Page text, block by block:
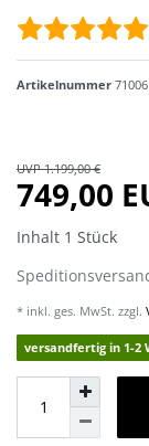
Artikelnummer 71006
UVP 1.199,00 €
749,00
Inhalt 1 Stück
* inkl. ges. MwSt. zzgl.
versandfertig in 1-2